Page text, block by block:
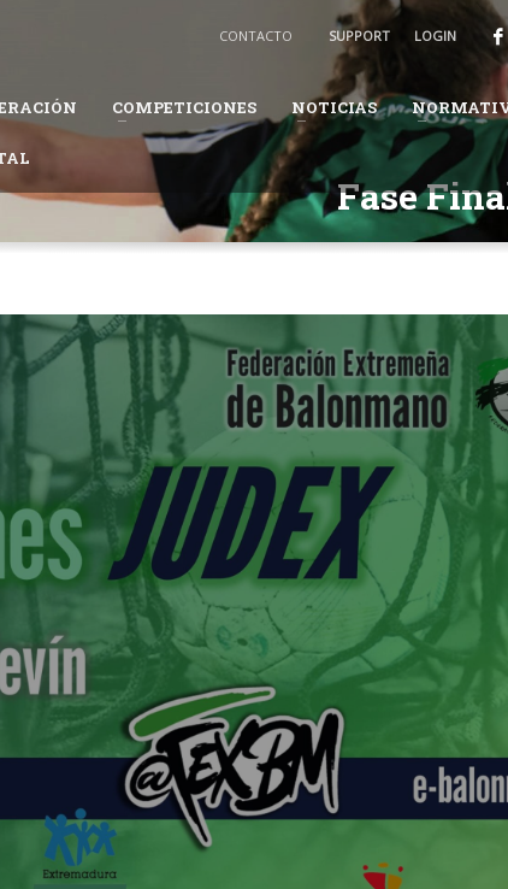
Recibirás un email para confirmar tu solicitud.
te pueda solicitar información adicional para completar tus datos.
en el proceso.
CONTACTO SUPPORT LOGIN
COMPETICIONES NOTICIAS
Fase